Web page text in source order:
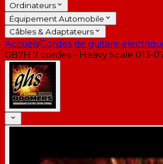
Ordinateurs
Équipement Automobile
Câbles & Adaptateurs
Accueil/Cordes de guitare
GB7H 7 cordes - Heavy Scale 013-